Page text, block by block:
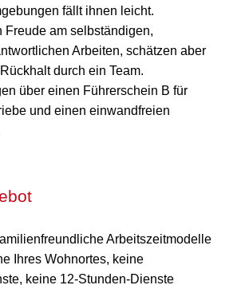
fällt ihnen leicht.
Freude am selbständigen,
Arbeiten, schätzen aber
durch ein Team.
über einen Führerschein B für
und einen einwandfreien
Arbeitszeitmodelle
Ihres Wohnortes, keine
keine 12-Stunden-Dienste